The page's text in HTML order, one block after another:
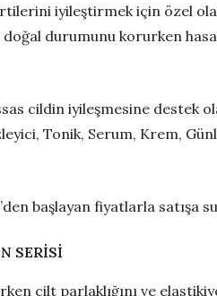
iyileştirmek için özel
durumunu korurken
cildin iyileşmesine destek
Tonik, Serum, Krem,
başlayan fiyatlarla satışa
SERİSİ
cilt parlaklığını ve